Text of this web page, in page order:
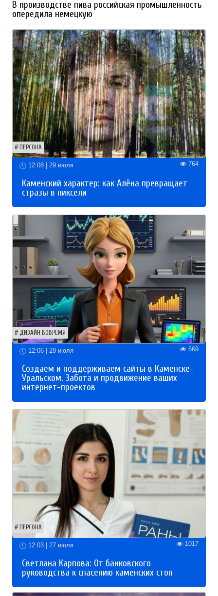
В производстве пива российская промышленность
опередила немецкую
ПЕРСОНА
12:08 | 29 июля 764
Каменский характер: как Алёна превращает
стразы в пиксели
ДИЗАЙН ВОВРЕМЯ
12:06 | 28 июля 669
Создаем и поддерживаем сайты в Каменске-
Уральском. Забота и продвижение ваших
интернет-проектов
ПЕРСОНА
12:03 | 27 июля 1017
Светлана Карпова: От банковского
руководства к спасению каменских стоп